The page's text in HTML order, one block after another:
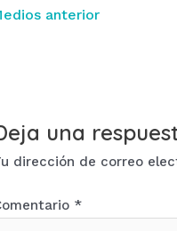
anterior
una
dirección de correo
*